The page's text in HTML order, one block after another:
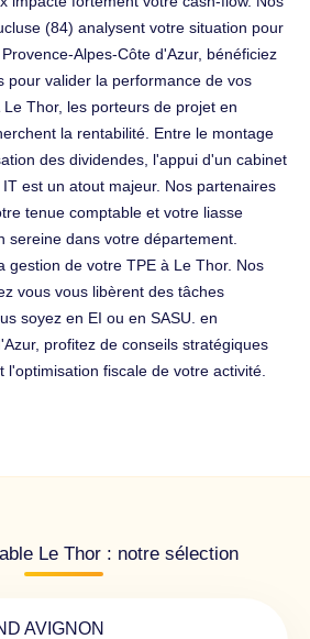
(84) analysent votre situation pour
Alpes-Côte d'Azur, bénéficiez
pour valider la performance de vos
Thor, les porteurs de projet en
la rentabilité. Entre le montage
des dividendes, l'appui d'un cabinet
est un atout majeur. Nos partenaires
tenue comptable et votre liasse
sereine dans votre département.
gestion de votre TPE à Le Thor. Nos
vous vous libèrent des tâches
soyez en EI ou en SASU. en
profitez de conseils stratégiques
l'optimisation fiscale de votre activité.
Le Thor : notre sélection
AVIGNON